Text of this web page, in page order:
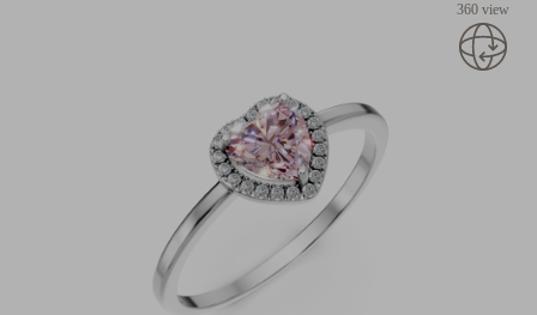
360 view